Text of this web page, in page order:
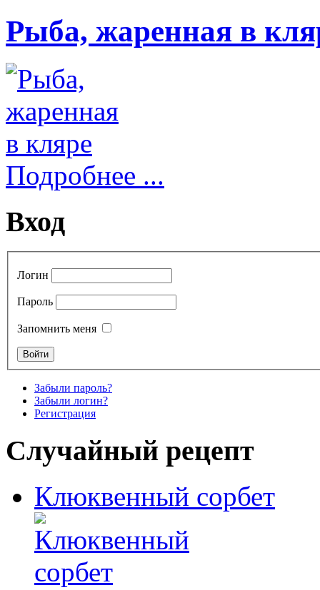
Рыба, жаренная в
Подробнее ...
Вход
Логин
Пароль
Запомнить меня
Забыли пароль?
Забыли логин?
Регистрация
Случайный рецепт
Клюквенный сорбет